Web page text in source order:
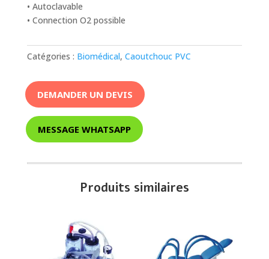
• Autoclavable
• Connection O2 possible
Catégories : Biomédical, Caoutchouc PVC
DEMANDER UN DEVIS
MESSAGE WHATSAPP
Produits similaires